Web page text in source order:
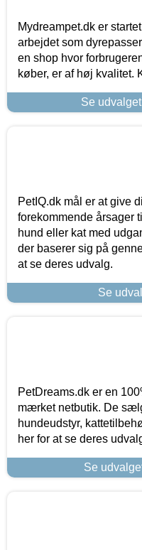
Mydreampet.dk er
arbejdet som
en shop hvor
køber, er af høj kvalitet.
Se
PetIQ.dk mål er at give
forekommende årsager
hund eller kat med
der baserer sig på
at se deres udvalg.
Se
PetDreams.dk er en
mærket netbutik. De
hundeudstyr,
her for at se deres
Se